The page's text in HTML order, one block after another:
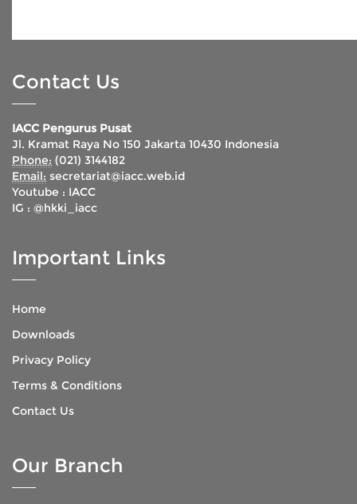
Contact Us
IACC Pengurus Pusat
Jl. Kramat Raya No 150 Jakarta 10430 Indonesia
Phone: (021) 3144182
Email: secretariat@iacc.web.id
Youtube : IACC
IG : @hkki_iacc
Important Links
Home
Downloads
Privacy Policy
Terms & Conditions
Contact Us
Our Branch